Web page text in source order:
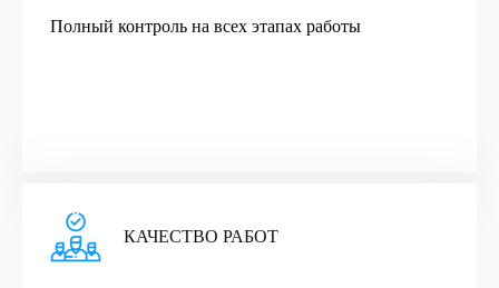
Полный контроль на всех этапах работы
КАЧЕСТВО РАБОТ